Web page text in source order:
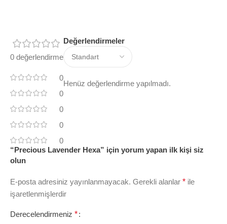
0 değerlendirme
0
0
0
0
0
Değerlendirmeler
Henüz değerlendirme yapılmadı.
“Precious Lavender Hexa” için yorum yapan ilk kişi siz
olun
E-posta adresiniz yayınlanmayacak. Gerekli alanlar * ile
işaretlenmişlerdir
Derecelendirmeniz *